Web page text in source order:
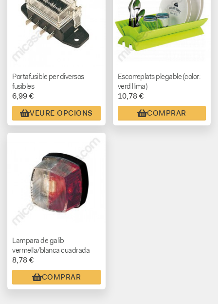
Portafusible per diversos
fusibles
6,99 €
VEURE OPCIONS
Escorreplats plegable (color:
verd llima)
10,78 €
COMPRAR
Lampara de galib
vermella/blanca cuadrada
8,78 €
COMPRAR